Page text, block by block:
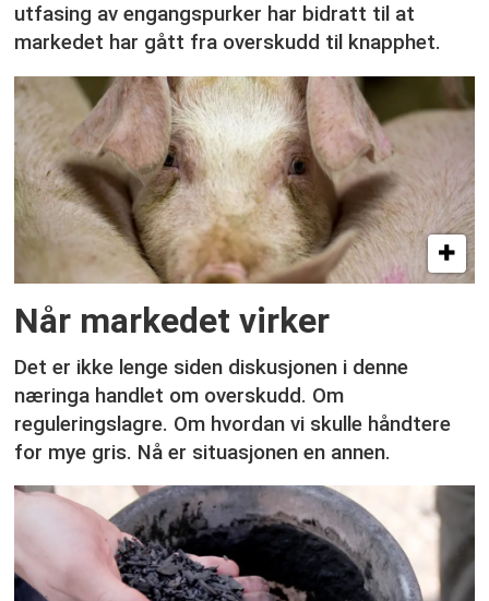
utfasing av engangspurker har bidratt til at
markedet har gått fra overskudd til knapphet.
Når markedet virker
Det er ikke lenge siden diskusjonen i denne
næringa handlet om overskudd. Om
reguleringslagre. Om hvordan vi skulle håndtere
for mye gris. Nå er situasjonen en annen.